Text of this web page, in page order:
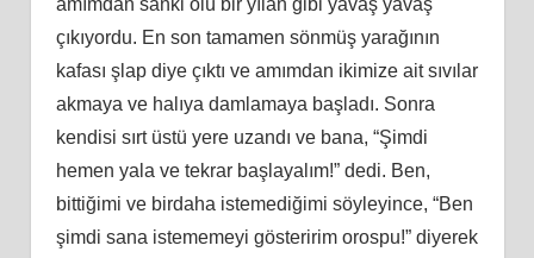
çıkıyordu. En son tamamen sönmüş yarağının
kafası şlap diye çıktı ve amımdan ikimize ait sıvılar
akmaya ve halıya damlamaya başladı. Sonra
kendisi sırt üstü yere uzandı ve bana, “Şimdi
hemen yala ve tekrar başlayalım!” dedi. Ben,
bittiğimi ve birdaha istemediğimi söyleyince, “Ben
şimdi sana istememeyi gösteririm orospu!” diyerek